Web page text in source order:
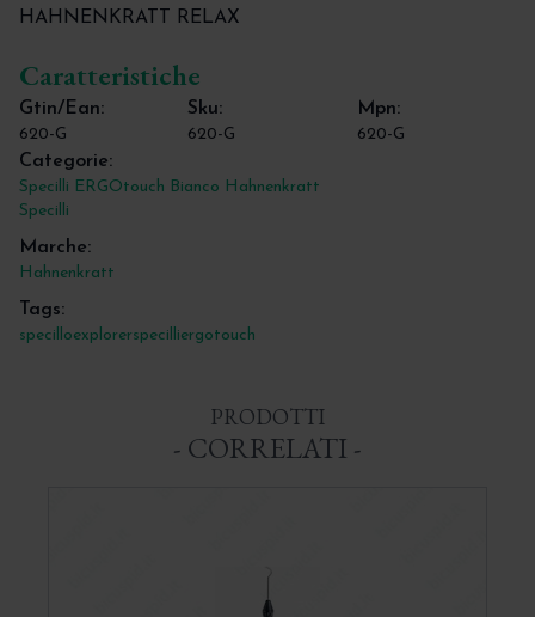
HAHNENKRATT RELAX
Caratteristiche
Gtin/Ean:
620-G
Sku:
620-G
Mpn:
620-G
Categorie:
Specilli ERGOtouch Bianco Hahnenkratt
Specilli
Marche:
Hahnenkratt
Tags:
specilloexplorerspecilliergotouch
PRODOTTI
- CORRELATI -